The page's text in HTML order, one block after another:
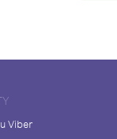
Viber